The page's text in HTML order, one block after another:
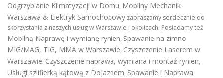
Odgrzybianie Klimatyzacji w Domu, Mobilny Mechanik
Warszawa & Elektryk Samochodowy zapraszamy serdecznie do
skorzystania z naszych usług w Warszawie i okolicach. Posiadamy też
Mobilną Naprawę i wymianę rynien, Spawanie na zimno
MIG/MAG, TIG, MMA w Warszawie, Czyszczenie Laserem w
Warszawie. Czyszczenie naprawa, wymiana i montaż rynien,
Usługi szlifierką kątową z Dojazdem, Spawanie i Naprawa